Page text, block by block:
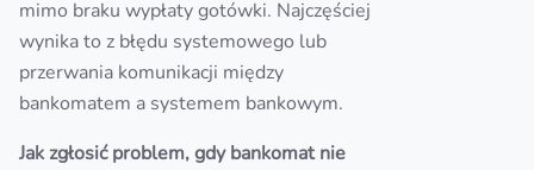
mimo braku wypłaty gotówki. Najczęściej
wynika to z błędu systemowego lub
przerwania komunikacji między
bankomatem a systemem bankowym.
Jak zgłosić problem, gdy bankomat nie